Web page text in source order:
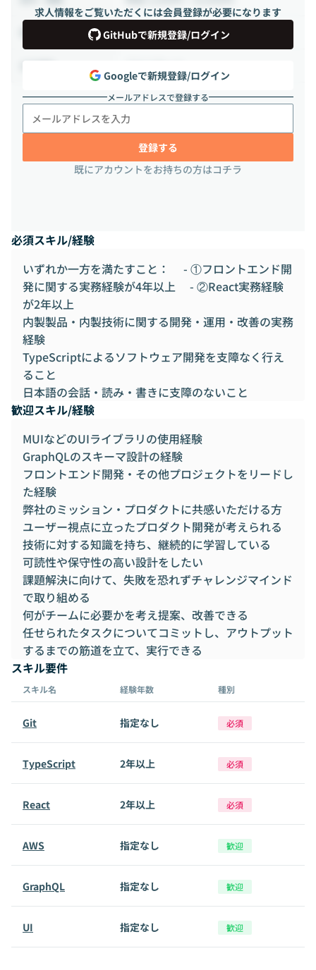
求人情報をご覧いただくには会員登録が必要になります
GitHubで新規登録/ログイン
Googleで新規登録/ログイン
メールアドレスで登録する
登録する
既にアカウントをお持ちの方はコチラ
40時間 ~ 160時間（週10 ~ 40時間）
必須スキル/経験
いずれか一方を満たすこと： - ①フロントエンド開
発に関する実務経験が4年以上 - ②React実務経験
が2年以上
内製製品・内製技術に関する開発・運用・改善の実務
経験
TypeScriptによるソフトウェア開発を支障なく行え
ること
日本語の会話・読み・書きに支障のないこと
歓迎スキル/経験
MUIなどのUIライブラリの使用経験
GraphQLのスキーマ設計の経験
フロントエンド開発・その他プロジェクトをリードし
た経験
弊社のミッション・プロダクトに共感いただける方
ユーザー視点に立ったプロダクト開発が考えられる
技術に対する知識を持ち、継続的に学習している
可読性や保守性の高い設計をしたい
課題解決に向けて、失敗を恐れずチャレンジマインド
で取り組める
何がチームに必要かを考え提案、改善できる
任せられたタスクについてコミットし、アウトプット
するまでの筋道を立て、実行できる
スキル要件
スキル名 経験年数 種別
Git 指定なし 必須
TypeScript 2年以上 必須
React 2年以上 必須
AWS 指定なし 歓迎
GraphQL 指定なし 歓迎
UI 指定なし 歓迎